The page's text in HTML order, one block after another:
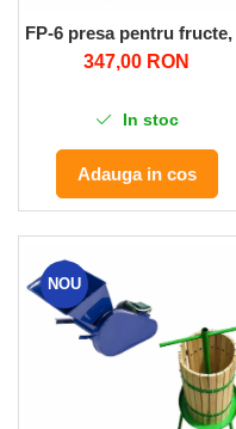
FP-6 presa pentru fructe,
347,00 RON
In stoc
Adauga in cos
NOU